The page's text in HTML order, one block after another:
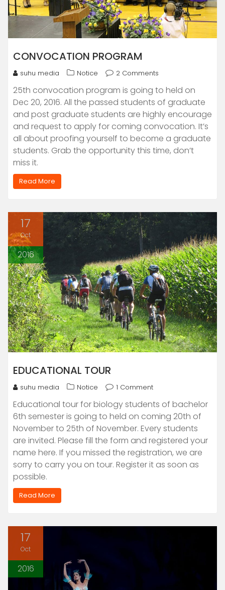
CONVOCATION PROGRAM
suhu media Notice 2 Comments
25th convocation program is going to held on
Dec 20, 2016. All the passed students of graduate
and post graduate students are highly encourage
and request to apply for coming convocation. It’s
all about proofing yourself to become a graduate
students. Grab the opportunity this time, don’t
miss it.
Read More
17
Oct
2016
EDUCATIONAL TOUR
suhu media Notice 1 Comment
Educational tour for biology students of bachelor
6th semester is going to held on coming 20th of
November to 25th of November. Every students
are invited. Please fill the form and registered your
name here. If you missed the registration, we are
sorry to carry you on tour. Register it as soon as
possible.
Read More
17
Oct
2016